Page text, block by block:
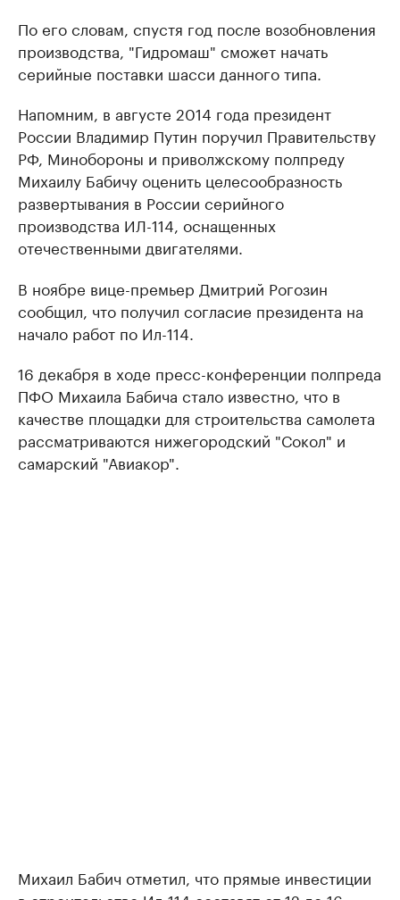
По его словам, спустя год после возобновления
производства, "Гидромаш" сможет начать
серийные поставки шасси данного типа.
Напомним, в августе 2014 года президент
России Владимир Путин поручил Правительству
РФ, Минобороны и приволжскому полпреду
Михаилу Бабичу оценить целесообразность
развертывания в России серийного
производства ИЛ-114, оснащенных
отечественными двигателями.
В ноябре вице-премьер Дмитрий Рогозин
сообщил, что получил согласие президента на
начало работ по Ил-114.
16 декабря в ходе пресс-конференции полпреда
ПФО Михаила Бабича стало известно, что в
качестве площадки для строительства самолета
рассматриваются нижегородский "Сокол" и
самарский "Авиакор".
Михаил Бабич отметил, что прямые инвестиции